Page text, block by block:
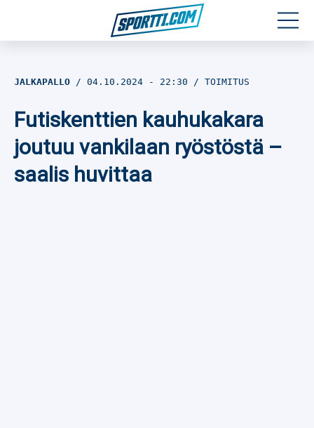
Jalkapallo
Yleisurheilu
JALKAPALLO 04.10.2024 - 22:30 TOIMITUS
Futiskenttien kauhukakara
joutuu vankilaan ryöstöstä –
saalis huvittaa